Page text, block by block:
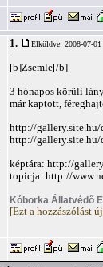
1. Elküldve: 2008-07-01
[b]Zsemle[/b]
3 hónapos körüli
már kaptott,
http://gallery.site.hu/
http://gallery.site.hu/
képtára: http://
topicja: http://
Kóborka Állatvédő
[Ezt a hozzászólást